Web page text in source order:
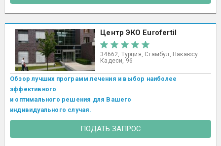
Центр ЭКО Eurofertil
34662, Турция, Стамбул, Накаюсу
Кадеси, 96
Обзор лучших программ лечения и выбор наиболее
эффективного
и оптимального решения для Вашего
индивидуального случая.
ПОДАТЬ ЗАПРОС